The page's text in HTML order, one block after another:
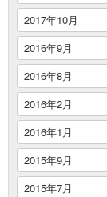
2017年10月
2016年9月
2016年8月
2016年2月
2016年1月
2015年9月
2015年7月